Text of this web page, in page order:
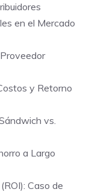
en el Mercado
y Retorno
vs.
a Largo
Caso de